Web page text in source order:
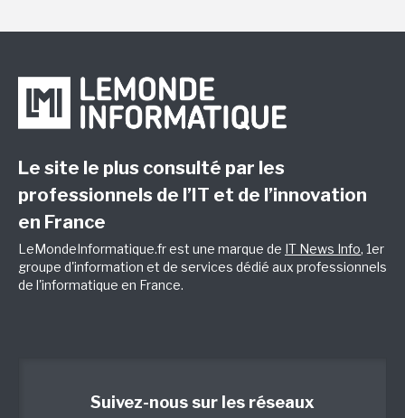
Le site le plus consulté par les
professionnels de l’IT et de l’innovation
en France
LeMondeInformatique.fr est une marque de IT News Info, 1er
groupe d'information et de services dédié aux professionnels
de l'informatique en France.
Suivez-nous sur les réseaux